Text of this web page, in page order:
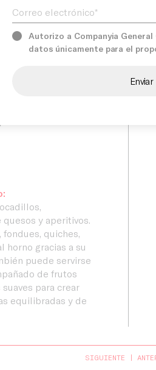
aplicaciones
como en caliente.
productos de
ofrecer
a las necesidades
caterings y
quesos y aperitivos.
quiches,
horno gracias a su
puede servirse
de frutos
para crear
equilibradas y de
SIGUIENTE
Autorizo a Companyia
datos únicamente para el